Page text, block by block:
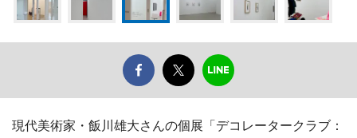
現代美術家・飯川雄大さんの個展「デコレータークラブ：